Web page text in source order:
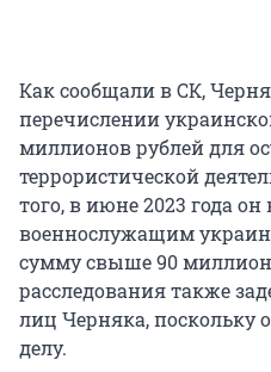
Как сообщали в СК,
перечислении
миллионов рублей для
террористической
того, в июне 2023 года
военнослужащим
сумму свыше 90
расследования также
лиц Черняка, поскольку
делу.